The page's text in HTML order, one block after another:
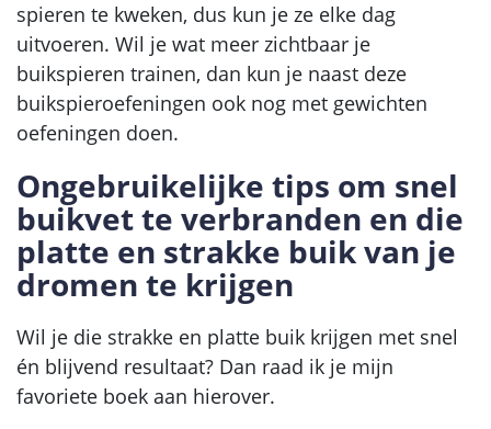
spieren te kweken, dus kun je ze elke dag
uitvoeren. Wil je wat meer zichtbaar je
buikspieren trainen, dan kun je naast deze
buikspieroefeningen ook nog met gewichten
oefeningen doen.
Ongebruikelijke tips om snel
buikvet te verbranden en die
platte en strakke buik van je
dromen te krijgen
Wil je die strakke en platte buik krijgen met snel
én blijvend resultaat? Dan raad ik je mijn
favoriete boek aan hierover.